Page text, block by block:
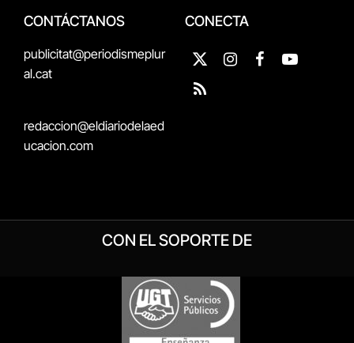
CONTÁCTANOS
publicitat@periodismeplur
al.cat
redaccion@eldiariodelaed
ucacion.com
CONECTA
X
(Twitter)
InstagramFacebookYouTube
RSS
CON EL SOPORTE DE